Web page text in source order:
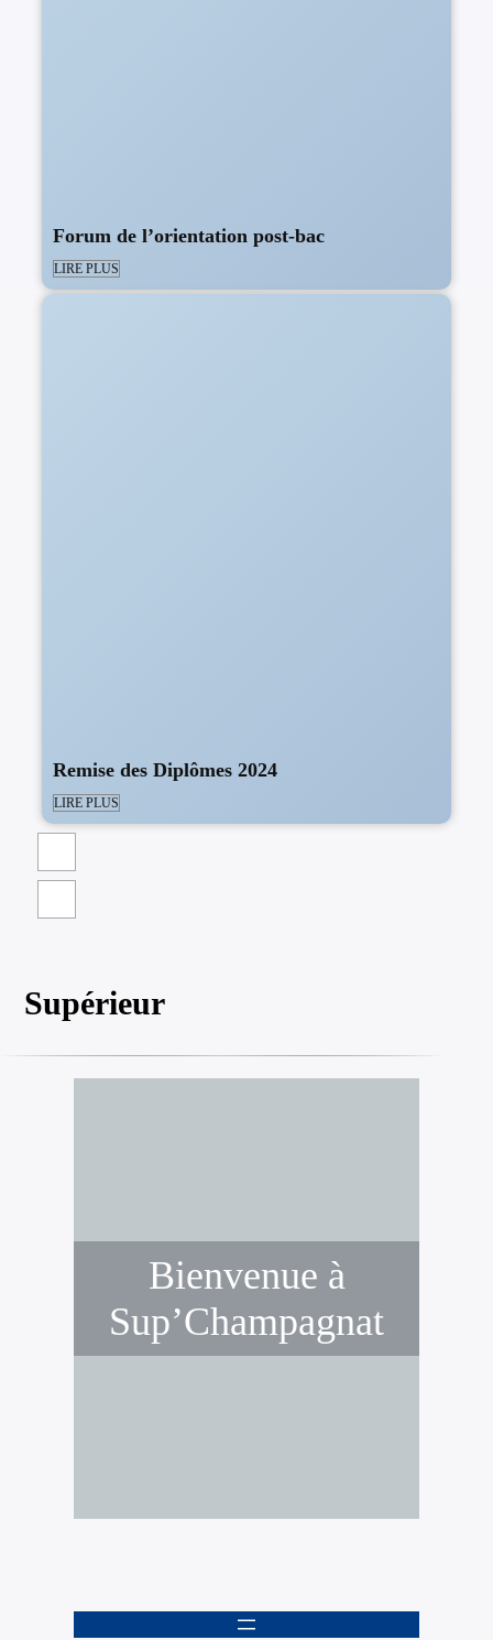
Forum de l’orientation post-bac
LIRE PLUS
Remise des Diplômes 2024
LIRE PLUS
Supérieur
Bienvenue à
Sup’Champagnat